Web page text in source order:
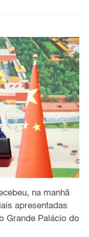
na manhã
apresentadas
Grande Palácio do